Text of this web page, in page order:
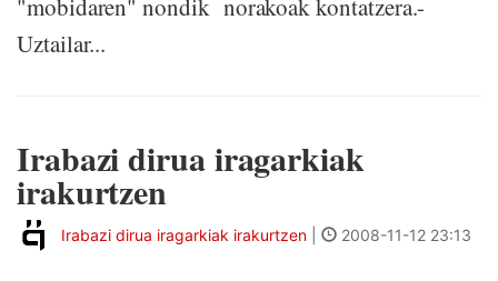
"mobidaren" nondik norakoak kontatzera.-
Uztailar...
Irabazi dirua iragarkiak
irakurtzen
Irabazi dirua iragarkiak irakurtzen 2008-11-12 23:13